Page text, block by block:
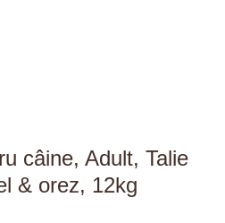
câine, Adult, Talie
& orez, 12kg